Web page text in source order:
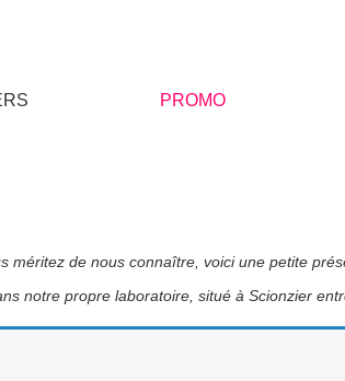
PROMO